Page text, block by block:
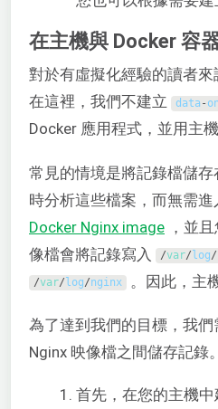
在主機與 Docker 容
對於有虛擬化經驗的讀者
在這裡，我們不建立
data -
Docker 應用程式，並用主
常見的情境是將記錄檔儲
時分析這些檔案，而無需
Docker Nginx image ，並
像檔會將記錄寫入
/var/ log/
/var/ log/nginx 。因此，主
為了達到我們的目標，我
Nginx 映像檔之間儲存記
首先，在您的主機